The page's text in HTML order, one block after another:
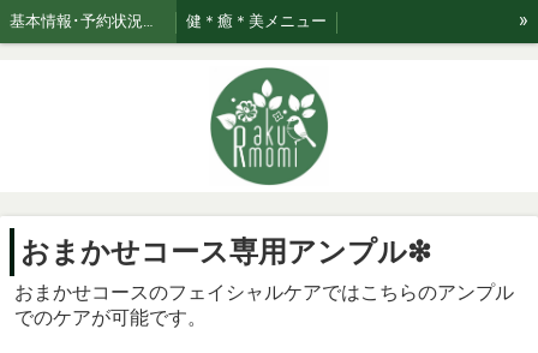
基本情報･予約状況・ページのご案内 健＊癒＊美メニュー
ご案内 セラピスト紹介
»
おまかせコース専用アンプル❇
おまかせコースのフェイシャルケアではこちらのアンプル
でのケアが可能です。